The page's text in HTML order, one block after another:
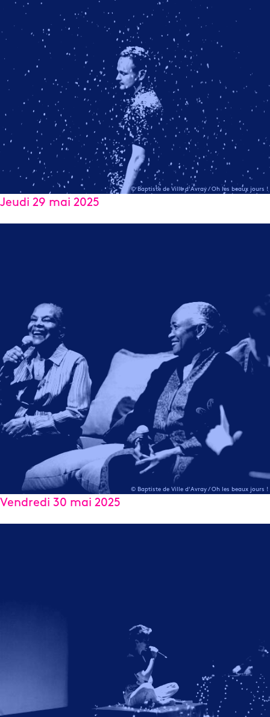
© Baptiste de Ville d'Avray / Oh les beaux jours !
Jeudi 29 mai 2025
© Baptiste de Ville d'Avray / Oh les beaux jours !
Vendredi 30 mai 2025